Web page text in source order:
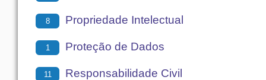
8 Propriedade Intelectual
1 Proteção de Dados
11 Responsabilidade Civil